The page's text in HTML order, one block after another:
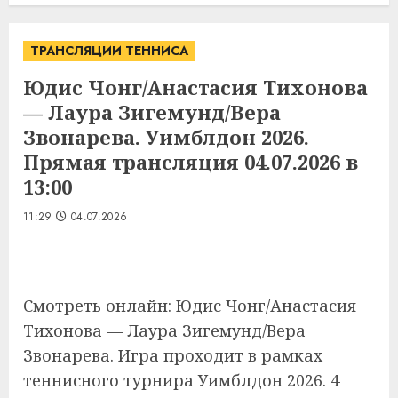
ТРАНСЛЯЦИИ ТЕННИСА
Юдис Чонг/Анастасия Тихонова
— Лаура Зигемунд/Вера
Звонарева. Уимблдон 2026.
Прямая трансляция 04.07.2026 в
13:00
11:29 04.07.2026
Смотреть онлайн: Юдис Чонг/Анастасия
Тихонова — Лаура Зигемунд/Вера
Звонарева. Игра проходит в рамках
теннисного турнира Уимблдон 2026. 4